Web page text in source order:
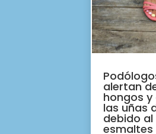
alertan
hongos
las uñas
debido
esmaltes